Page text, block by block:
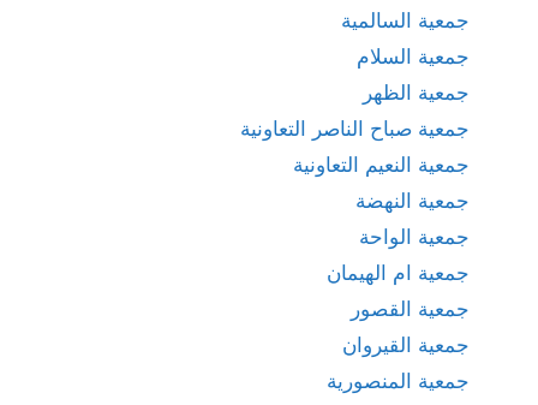
جمعية السالمية
جمعية السلام
جمعية الظهر
جمعية صباح الناصر التعاونية
جمعية النعيم التعاونية
جمعية النهضة
جمعية الواحة
جمعية ام الهيمان
جمعية القصور
جمعية القيروان
جمعية المنصورية